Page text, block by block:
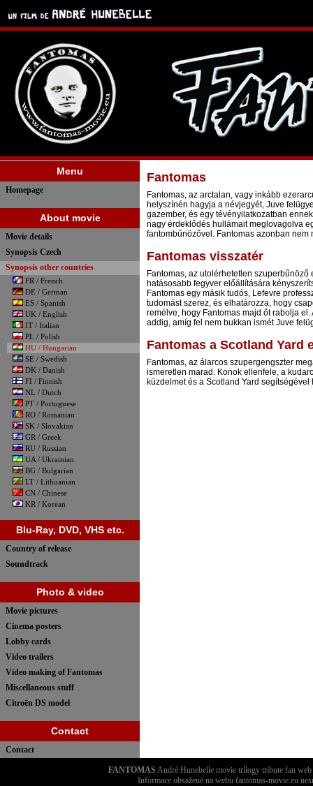
Menu
Homepage
About movie
Movie details
Synopsis Czech
Synopsis other countries
FR / French
DE / German
ES / Spanish
UK / English
IT / Italian
PL / Polish
HU / Hungarian
SE / Swedish
DK / Danish
FI / Finnish
NL / Dutch
PT / Portuguese
RO / Romanian
SK / Slovakian
GR / Greek
RU / Russian
UA / Ukrainian
BG / Bulgarian
LT / Lithuanian
CN / Chinese
KR / Korean
Blu-Ray, DVD, VHS etc.
Country of release
Soundtrack
Photo & video
Movie pictures
Cinema posters
Lobby cards
Video trailers
Video making of Fantomas
Miscellaneous stuff
Citroën DS model
Contact
Contact
Fantomas
Fantomas, az arctalan, vagy inkább
helyszínén hagyja a névjegyét, Juve
gazember, és egy tévényilatkozatban
nagy érdeklődés hullámait meglovagolva
fantombűnözővel. Fantomas azonban
Fantomas visszatér
Fantomas, az utolérhetetlen
hatásosabb fegyver előállítására
Fantomas egy másik tudós, Lefevre
tudomást szerez, és elhatározza, hogy
remélve, hogy Fantomas majd őt rabolja
addig, amíg fel nem bukkan ismét Juve
Fantomas a Scotland Yard
Fantomas, az álarcos szupergengszter
ismeretlen marad. Konok ellenfele, a
küzdelmet és a Scotland Yard
FANTOMAS André Hunebelle movie trilogy tribute fan
Informace obsažené na webu fantomas-movie.eu